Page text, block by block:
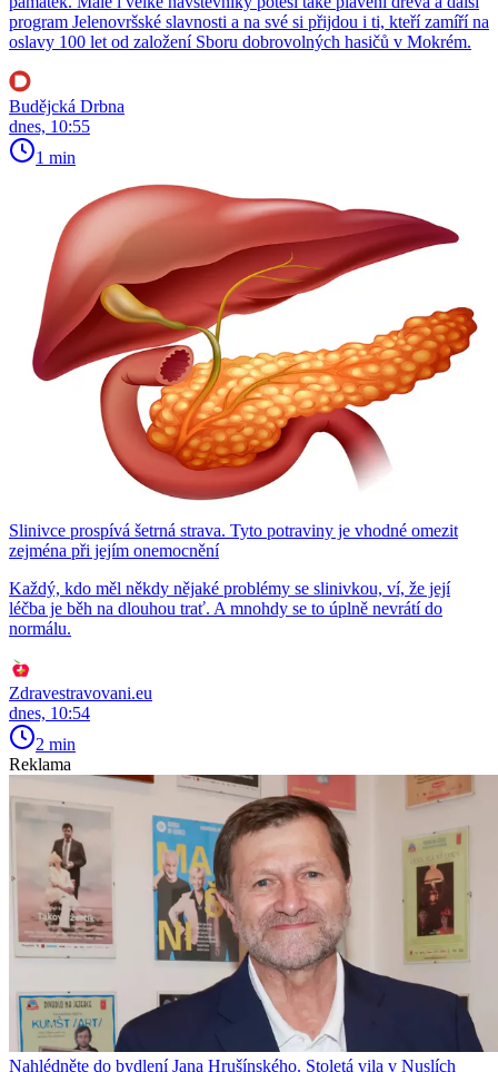
program Jelenovršské slavnosti a na své si přijdou i ti, kteří zamíří na
oslavy 100 let od založení Sboru dobrovolných hasičů v Mokrém.
Budějcká Drbna
dnes, 10:55
1 min
Slinivce prospívá šetrná strava. Tyto potraviny je vhodné omezit
zejména při jejím onemocnění
Každý, kdo měl někdy nějaké problémy se slinivkou, ví, že její
léčba je běh na dlouhou trať. A mnohdy se to úplně nevrátí do
normálu.
Zdravestravovani.eu
dnes, 10:54
2 min
Reklama
Nahlédněte do bydlení Jana Hrušínského. Stoletá vila v Nuslích